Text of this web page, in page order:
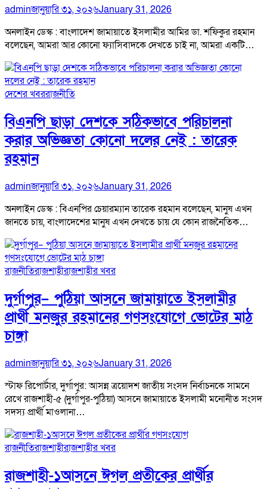
adminজানুয়ারি ৩১, ২০২৬January 31, 2026
অনলাইন ডেস্ক : বাংলাদেশ জামায়াতে ইসলামীর আমির ডা. শফিকুর রহমান
বলেছেন, আমরা আর কোনো ফ্যাসিবাদকে দেখতে চাই না, আমরা একটি…
দেশের খবররাজনীতি
বিএনপি ছাড়া দেশকে সঠিকভাবে পরিচালনা
করার অভিজ্ঞতা কোনো দলের নেই : তারেক
রহমান
adminজানুয়ারি ৩১, ২০২৬January 31, 2026
অনলাইন ডেস্ক : বিএনপির চেয়ারম্যান তারেক রহমান বলেছেন, মানুষ এখন
জানতে চায়, বাংলাদেশের মানুষ এখন দেখতে চায় যে কোন রাজনৈতিক…
রাজনীতিরাজশাহীরাজশাহীর খবর
দুর্গাপুর– পুঠিয়া আসনে জামায়াতে ইসলামীর
প্রার্থী মনজুর রহমানের গণসংযোগে ভোটের মাঠ
চাঙ্গা
adminজানুয়ারি ৩১, ২০২৬January 31, 2026
স্টাফ রিপোর্টার, দুর্গাপুর: আসন্ন ত্রয়োদশ জাতীয় সংসদ নির্বাচনকে সামনে
রেখে রাজশাহী-৫ (দুর্গাপুর-পুঠিয়া) আসনে জামায়াতে ইসলামী মনোনীত সংসদ
সদস্য প্রার্থী মাওলানা…
রাজনীতিরাজশাহীরাজশাহীর খবর
রাজশাহী-১আসনে ঈগল প্রতীকের প্রার্থীর